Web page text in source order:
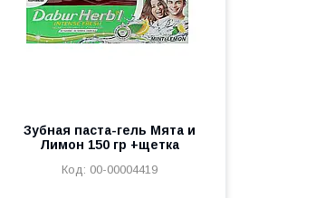
Зубная паста-гель Мята и
Лимон 150 гр +щетка
00-00004419